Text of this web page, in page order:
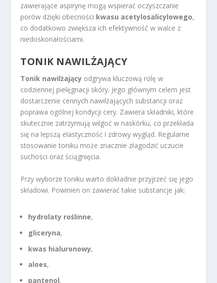
zawierające aspirynę mogą wspierać oczyszczanie
porów dzięki obecności kwasu acetylosalicylowego,
co dodatkowo zwiększa ich efektywność w walce z
niedoskonałościami.
TONIK NAWILŻAJĄCY
Tonik nawilżający odgrywa kluczową rolę w
codziennej pielęgnacji skóry. Jego głównym celem jest
dostarczenie cennych nawilżających substancji oraz
poprawa ogólnej kondycji cery. Zawiera składniki, które
skutecznie zatrzymują wilgoć w naskórku, co przekłada
się na lepszą elastyczność i zdrowy wygląd. Regularne
stosowanie toniku może znacznie złagodzić uczucie
suchości oraz ściągnięcia.
Przy wyborze toniku warto dokładnie przyjrzeć się jego
składowi. Powinien on zawierać takie substancje jak:
hydrolaty roślinne,
gliceryna,
kwas hialuronowy,
aloes,
pantenol.